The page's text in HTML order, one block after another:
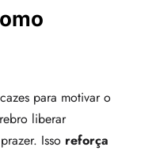
para motivar o
liberar
Isso reforça